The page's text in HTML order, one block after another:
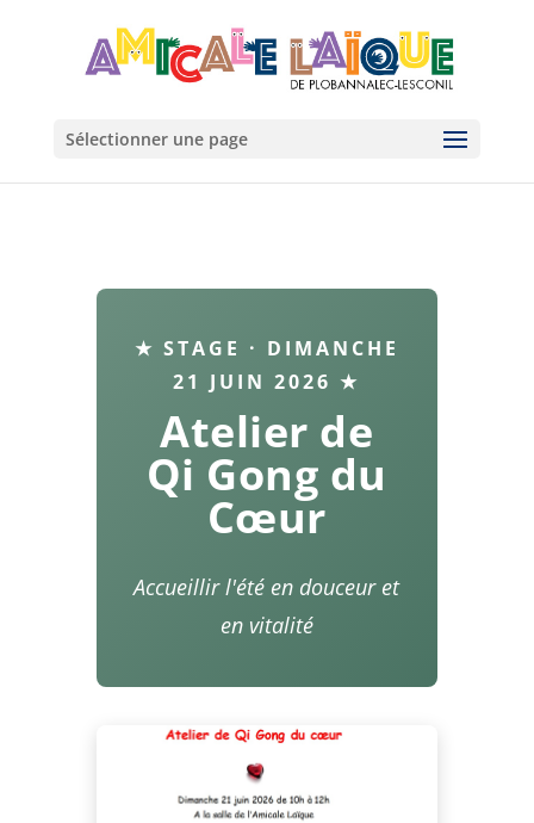
Sélectionner une page
★ STAGE · DIMANCHE
21 JUIN 2026 ★
Atelier de
Qi Gong du
Cœur
Accueillir l'été en douceur et
en vitalité